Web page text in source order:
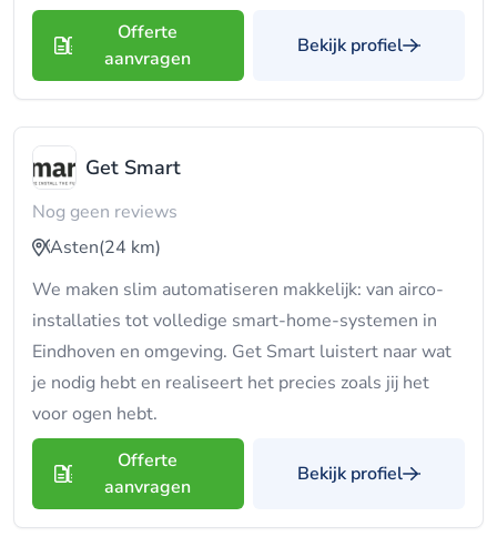
Offerte
aanvragen
Bekijk profiel
Get Smart
Nog geen reviews
Asten(24 km)
We maken slim automatiseren makkelijk: van airco-
installaties tot volledige smart-home-systemen in
Eindhoven en omgeving. Get Smart luistert naar wat
je nodig hebt en realiseert het precies zoals jij het
voor ogen hebt.
Offerte
aanvragen
Bekijk profiel